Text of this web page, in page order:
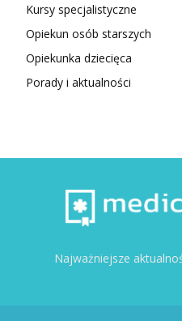
Kursy specjalistyczne
Opiekun osób starszych
Opiekunka dziecięca
Porady i aktualności
Najważniejsze